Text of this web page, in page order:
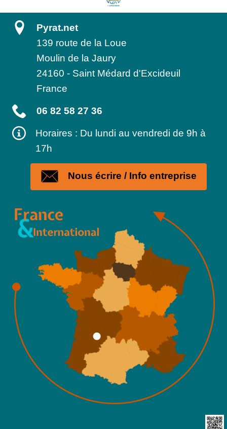
Pyrat.net
139 route de la Loue
Moulin de la Jaury
24160 - Saint Médard d'Excideuil
France
06 82 58 27 36
Horaires : Du lundi au vendredi de 9h à
17h
Nous écrire / Info entreprise